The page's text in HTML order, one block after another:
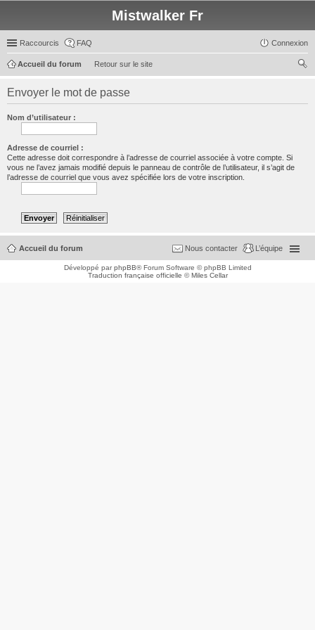
Mistwalker Fr
Raccourcis FAQ Connexion
Retour sur le site
Accueil du forum
Envoyer le mot de passe
Nom d’utilisateur :
Adresse de courriel :
Cette adresse doit correspondre à l’adresse de courriel associée à votre compte. Si
vous ne l’avez jamais modifié depuis le panneau de contrôle de l’utilisateur, il s’agit de
l’adresse de courriel que vous avez spécifiée lors de votre inscription.
Accueil du forum L’équipe
Nous contacter
Développé parphpBB® Forum Software © phpBB Limited
Traduction française officielle ©Miles Cellar